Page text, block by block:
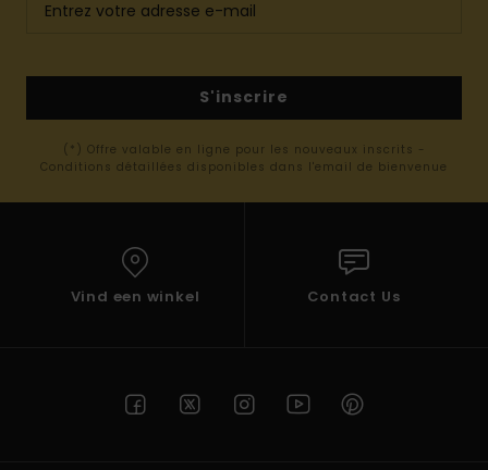
S'inscrire
(*) Offre valable en ligne pour les nouveaux inscrits -
Conditions détaillées disponibles dans l'email de bienvenue
Vind een winkel Contact Us